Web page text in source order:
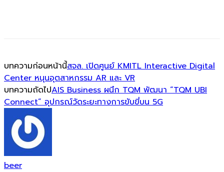
บทความก่อนหน้านี้สจล. เปิดศูนย์ KMITL Interactive Digital
Center หนุนอุตสาหกรรม AR และ VR
บทความถัดไปAIS Business ผนึก TQM พัฒนา “TQM UBI
Connect” อุปกรณ์วัดระยะทางการขับขี่บน 5G
beer